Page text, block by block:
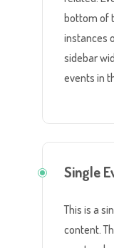
bottom of
instances
sidebar
events in
Single
This is a
content.